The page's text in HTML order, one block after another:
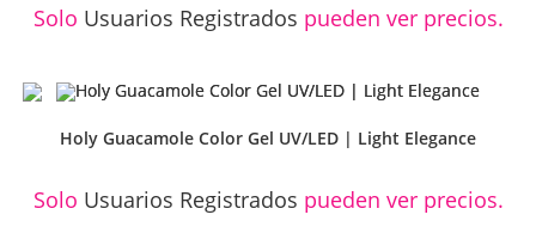
Solo Usuarios Registrados pueden ver precios.
Holy Guacamole Color Gel UV/LED | Light Elegance
Solo Usuarios Registrados pueden ver precios.